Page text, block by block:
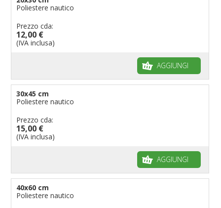
Bandiere per ambasciate
Bandiere per riserve naturali e parchi
Bandiere per musicisti
pennoni per bandiere
Poliestere nautico
Prezzo cda:
12,00 €
(IVA inclusa)
AGGIUNGI
30x45 cm
Poliestere nautico
Prezzo cda:
15,00 €
(IVA inclusa)
AGGIUNGI
40x60 cm
Poliestere nautico